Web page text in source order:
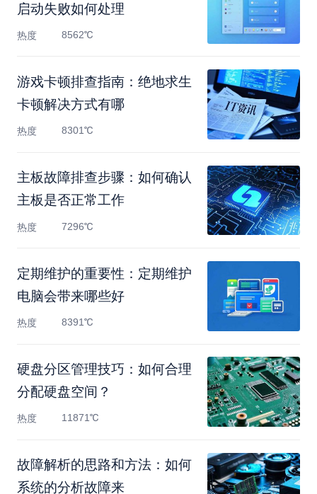
启动失败如何处理
热度 8562℃
游戏卡顿排查指南：绝地求生
卡顿解决方式有哪
热度 8301℃
主板故障排查步骤：如何确认
主板是否正常工作
热度 7296℃
定期维护的重要性：定期维护
电脑会带来哪些好
热度 8391℃
硬盘分区管理技巧：如何合理
分配硬盘空间？
热度 11871℃
故障解析的思路和方法：如何
系统的分析故障来